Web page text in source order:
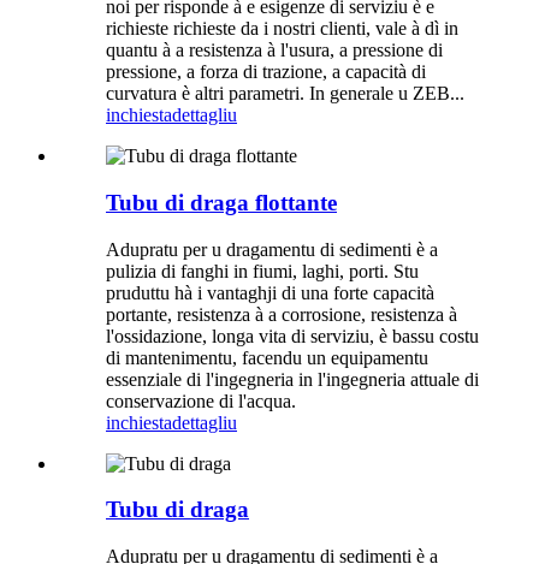
noi per risponde à e esigenze di serviziu è e
richieste richieste da i nostri clienti, vale à dì in
quantu à a resistenza à l'usura, a pressione di
pressione, a forza di trazione, a capacità di
curvatura è altri parametri. In generale u ZEB...
inchiestadettagliu
Tubu di draga flottante
Adupratu per u dragamentu di sedimenti è a
pulizia di fanghi in fiumi, laghi, porti. Stu
pruduttu hà i vantaghji di una forte capacità
portante, resistenza à a corrosione, resistenza à
l'ossidazione, longa vita di serviziu, è bassu costu
di mantenimentu, facendu un equipamentu
essenziale di l'ingegneria in l'ingegneria attuale di
conservazione di l'acqua.
inchiestadettagliu
Tubu di draga
Adupratu per u dragamentu di sedimenti è a